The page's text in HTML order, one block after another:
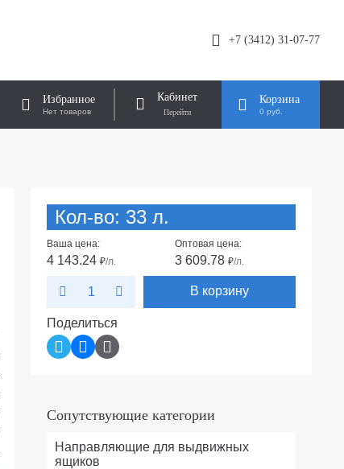
+7 (3412) 31-07-77
Избранное
Нет товаров
Кабинет Корзина
0 руб.
Кол-во: 33 л.
Ваша цена:
4 143.24₽/л.
Оптовая цена:
3 609.78₽/л.
В корзину
Поделиться
Сопутствующие категории
Направляющие для выдвижных
ящиков